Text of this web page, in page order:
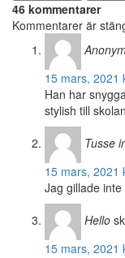
46 kommentarer
Kommentarer är
15 mars, 2021
Han har
stylish till skolan
Tusse
15 mars, 2021
Jag gillade inte
Hello
15 mars, 2021